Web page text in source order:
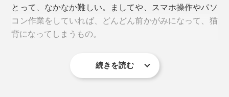
とって、なかなか難しい。ましてや、スマホ操作やパソ
コン作業をしていれば、どんどん前かがみになって、猫
背になってしまうもの。
「腰エアクッション」は、背骨のカーブにフィットして
続きを読む